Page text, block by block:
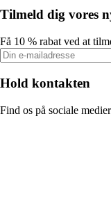
Tilmeld dig vores
Få 10 % rabat ved at
Hold kontakten
Find os på sociale medier